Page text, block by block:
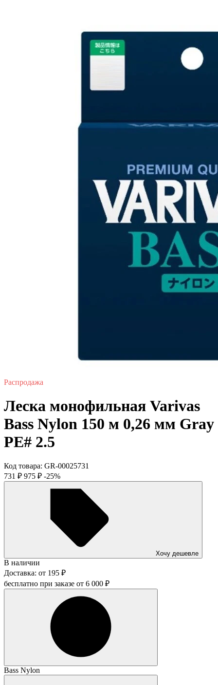
Распродажа
Леска монофильная Varivas
Bass Nylon 150 м 0,26 мм Gray
PE# 2.5
Код товара: GR-00025731
731 ₽ 975 ₽ -25%
Хочу дешевле
В наличии
Доставка: от 195 ₽
бесплатно при заказе от 6 000 ₽
Bass Nylon